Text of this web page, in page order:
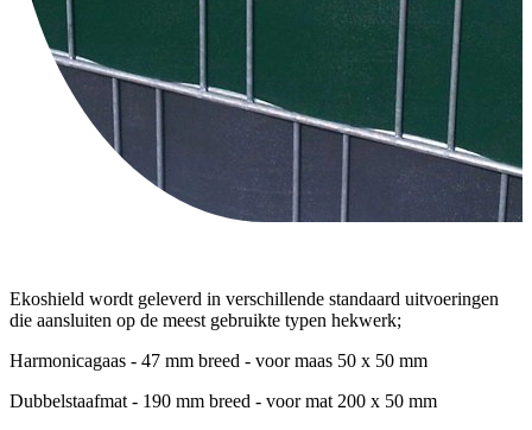
Ekoshield wordt geleverd in verschillende standaard uitvoeringen
die aansluiten op de meest gebruikte typen hekwerk;
Harmonicagaas - 47 mm breed - voor maas 50 x 50 mm
Dubbelstaafmat - 190 mm breed - voor mat 200 x 50 mm